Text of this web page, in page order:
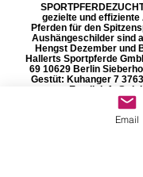
gezielte und
Pferden für den
Aushängeschilder sind
Hengst Dezember und
Hallerts Sportpferde
69 10629 Berlin
Gestüt: Kuhanger 7
Email:
Homepage: https://
173 310
Email